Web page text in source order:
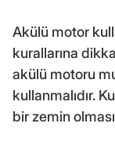
Akülü motor
kurallarına
akülü motoru
kullanmalıdır.
bir zemin